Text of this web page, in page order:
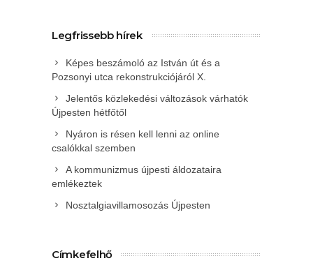
Legfrissebb hírek
Képes beszámoló az István út és a
Pozsonyi utca rekonstrukciójáról X.
Jelentős közlekedési változások várhatók
Újpesten hétfőtől
Nyáron is résen kell lenni az online
csalókkal szemben
A kommunizmus újpesti áldozataira
emlékeztek
Nosztalgiavillamosozás Újpesten
Címkefelhő